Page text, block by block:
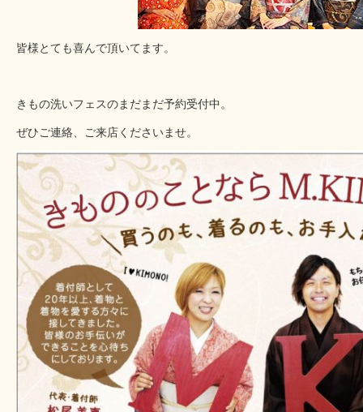
皆様とても喜んで頂いてます。
きもの洗いフェスのまだまだ予約受付中。
ぜひご連絡、ご来店くださいませ。